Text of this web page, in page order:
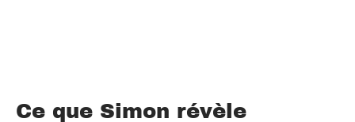
Ce que Simon révèle